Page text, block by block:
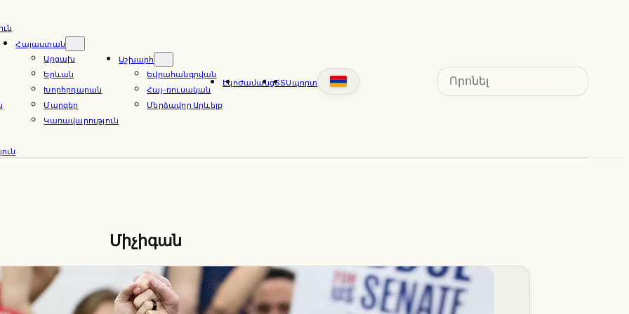
Հայաստան
Արցախ
Երևան
Խորհրդարան
Մարզեր
Կառավարություն
Աշխարհ
Եվրահանգրվան
Հայ-ռուսական
Մերձավոր Արևելք
ԷկոԺամանցՏՏՍպորտ
Search
Միչիգան